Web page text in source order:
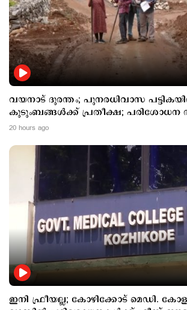
വയനാട് ദുരന്തം; പുനരധിവാസ പട്ടികയില്‍ ഉള്‍പെടാത്ത
കുടുംബങ്ങള്‍ക്ക് പ്രതീക്ഷ; പരിശോധന
സര്‍ക്കാര്‍
20 hours ago
ഇനി ഫ്രീയല്ല; കോഴിക്കോട് മെഡി.